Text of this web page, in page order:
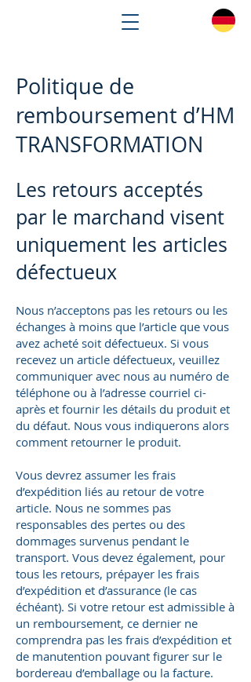
Politique de
remboursement d’HM
TRANSFORMATION
Les retours acceptés
par le marchand visent
uniquement les articles
défectueux
Nous n’acceptons pas les retours ou les
échanges à moins que l’article que vous
avez acheté soit défectueux. Si vous
recevez un article défectueux, veuillez
communiquer avec nous au numéro de
téléphone ou à l’adresse courriel ci-
après et fournir les détails du produit et
du défaut. Nous vous indiquerons alors
comment retourner le produit.
Vous devrez assumer les frais
d’expédition liés au retour de votre
article. Nous ne sommes pas
responsables des pertes ou des
dommages survenus pendant le
transport. Vous devez également, pour
tous les retours, prépayer les frais
d’expédition et d’assurance (le cas
échéant). Si votre retour est admissible à
un remboursement, ce dernier ne
comprendra pas les frais d’expédition et
de manutention pouvant figurer sur le
bordereau d’emballage ou la facture.